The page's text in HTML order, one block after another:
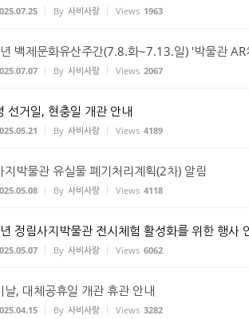
By 사비사랑 Views 1963
백제문화유산주간(7.8.화~7.13.일) '박물관 AR
By 사비사랑 Views 2067
선거일, 현충일 개관 안내
By 사비사랑 Views 4189
지박물관 유실물 폐기처리계획(2차) 알림
By 사비사랑 Views 4118
정림사지박물관 전시체험 활성화를 위한 행사
By 사비사랑 Views 6062
날, 대체공휴일 개관 휴관 안내
By 사비사랑 Views 3282